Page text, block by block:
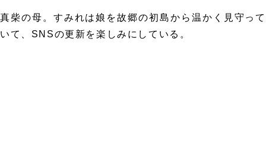
真柴の母。すみれは娘を故郷の初島から温かく見守って
いて、SNSの更新を楽しみにしている。